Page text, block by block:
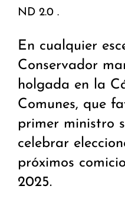
ND 2.0 .
En cualquier
Conservador
holgada en la
Comunes, que
primer ministro
celebrar
próximos
2025.